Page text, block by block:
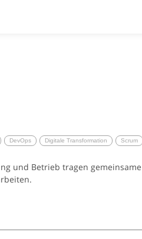
DevOps Digitale Transformation Scrum
und Betrieb tragen gemeinsame